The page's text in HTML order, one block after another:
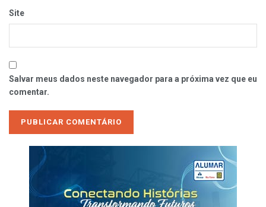
Site
Salvar meus dados neste navegador para a próxima vez que eu
comentar.